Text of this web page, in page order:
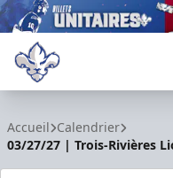
Accueil Calendrier
03/27/27 | Trois-Rivières